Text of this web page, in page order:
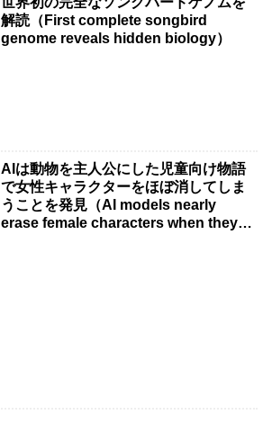
解読（First complete songbird
genome reveals hidden biology）
AIは動物を主人公にした児童向け物語
で女性キャラクターをほぼ消してしま
うことを発見（AI models nearly
erase female characters when they